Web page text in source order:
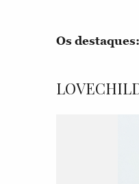
Os destaques: